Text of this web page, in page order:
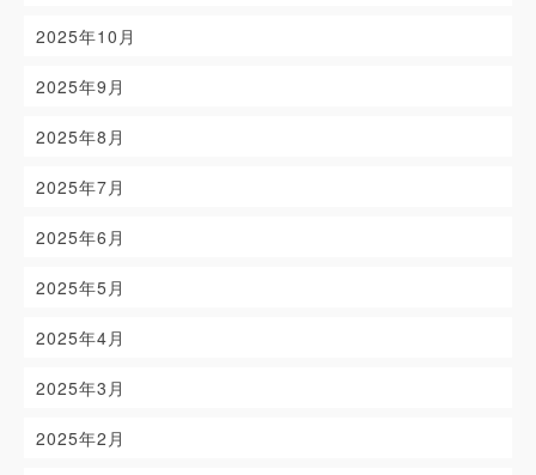
2025年10月
2025年9月
2025年8月
2025年7月
2025年6月
2025年5月
2025年4月
2025年3月
2025年2月